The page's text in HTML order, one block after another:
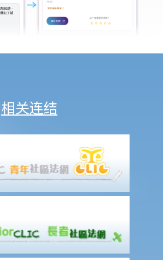
帐户的数据？
服务机构会否于资料库中删除我的信贷资
资料服务机构不当地处理我的资料，我可
简述 ─ 我作为信贷安排的担保人，若银行
讨现有贷款安排时查阅我的信贷报告，银行
帐户的持有人 (即借款人)，情况会否不同？
简述 ─ 某间代表一名死者的遗产管理人的
披露一些有关死者名下帐户的纪录。不过，
关的资料，如该银行披露这些纪录，是否违
相关连结